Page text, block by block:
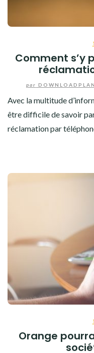
Comment s’y
par
Avec la multitude
être difficile de savoir
réclamation par
Orange